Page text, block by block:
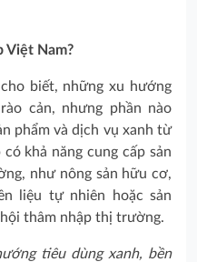
Việt Nam?
biết, những xu hướng
cản, nhưng phần nào
phẩm và dịch vụ xanh từ
khả năng cung cấp sản
như nông sản hữu cơ,
liệu tự nhiên hoặc sản
thâm nhập thị trường.
tiêu dùng xanh, bền